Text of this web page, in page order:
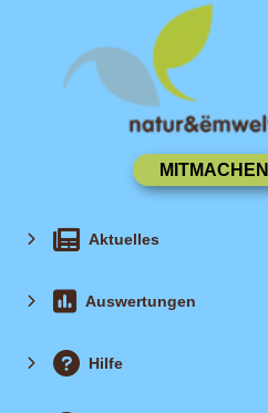
Aktuelles
Auswertungen
Hilfe